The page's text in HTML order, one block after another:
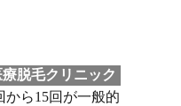
療脱毛クリニック
から15回が一般的